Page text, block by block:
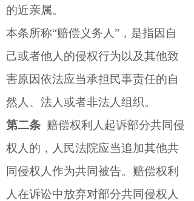
的近亲属。
本条所称“赔偿义务人”，是指因自
己或者他人的侵权行为以及其他致
害原因依法应当承担民事责任的自
然人、法人或者非法人组织。
第二条 赔偿权利人起诉部分共同侵
权人的，人民法院应当追加其他共
同侵权人作为共同被告。赔偿权利
人在诉讼中放弃对部分共同侵权人